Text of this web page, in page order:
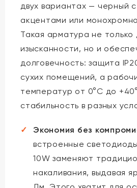
двух вариантах — черный
акцентами или
Такая арматура не только
изысканности, но и
долговечность: защита
сухих помещений, а
температур от 0°C до
стабильность в разных
Экономия без
встроенные
10W заменяют
накаливания, выдавая